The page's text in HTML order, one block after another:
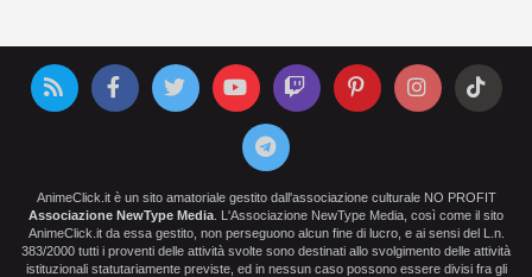
AnimeClick.it è un sito amatoriale gestito dall'associazione culturale NO PROFIT
Associazione NewType Media . L'Associazione NewType Media, così come il sito
AnimeClick.it da essa gestito, non perseguono alcun fine di lucro, e ai sensi del L.n.
383/2000 tutti i proventi delle attività svolte sono destinati allo svolgimento delle attività
istituzionali statutariamente previste, ed in nessun caso possono essere divisi fra gli